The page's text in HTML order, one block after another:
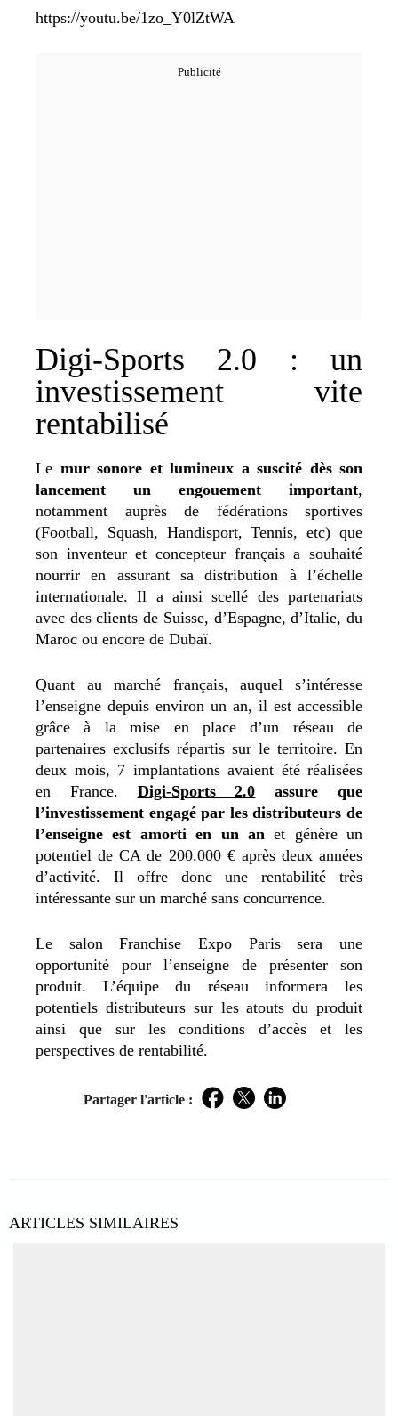
https://youtu.be/1zo_Y0lZtWA
Digi-Sports 2.0 : un
investissement vite
rentabilisé
Le mur sonore et lumineux a suscité dès son
lancement un engouement important,
notamment auprès de fédérations sportives
(Football, Squash, Handisport, Tennis, etc) que
son inventeur et concepteur français a souhaité
nourrir en assurant sa distribution à l’échelle
internationale. Il a ainsi scellé des partenariats
avec des clients de Suisse, d’Espagne, d’Italie, du
Maroc ou encore de Dubaï.
Quant au marché français, auquel s’intéresse
l’enseigne depuis environ un an, il est accessible
grâce à la mise en place d’un réseau de
partenaires exclusifs répartis sur le territoire. En
deux mois, 7 implantations avaient été réalisées
en France. Digi-Sports 2.0 assure que
l’investissement engagé par les distributeurs de
l’enseigne est amorti en un anet génère un
potentiel de CA de 200.000 € après deux années
d’activité. Il offre donc une rentabilité très
intéressante sur un marché sans concurrence.
Le salon Franchise Expo Paris sera une
opportunité pour l’enseigne de présenter son
produit. L’équipe du réseau informera les
potentiels distributeurs sur les atouts du produit
ainsi que sur les conditions d’accès et les
perspectives de rentabilité.
Partager l'article : Facebook
TwitterLinkedIn
ARTICLES SIMILAIRES